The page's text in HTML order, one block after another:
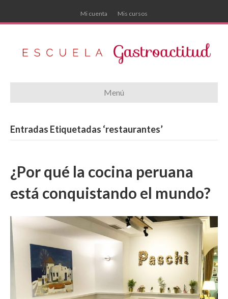
Mi cuenta Mis cursos
Menú
Entradas Etiquetadas ‘restaurantes’
¿Por qué la cocina peruana
está conquistando el mundo?